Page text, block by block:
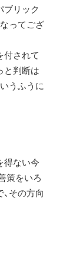
ブリック
ってござ
付されて
と判断は
うふうに
得ない今
策をいろ
その方向